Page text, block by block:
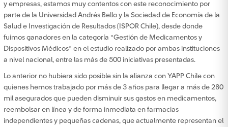
y empresas, estamos muy contentos con este reconocimiento por
parte de la Universidad Andrés Bello y la Sociedad de Economía de la
Salud e Investigación de Resultados (ISPOR Chile), desde donde
fuimos ganadores en la categoría “Gestión de Medicamentos y
Dispositivos Médicos” en el estudio realizado por ambas instituciones
a nivel nacional, entre las más de 500 iniciativas presentadas.
Lo anterior no hubiera sido posible sin la alianza con YAPP Chile con
quienes hemos trabajado por más de 3 años para llegar a más de 280
mil asegurados que pueden disminuir sus gastos en medicamentos,
reembolsar en línea y de forma inmediata en farmacias
independientes y pequeñas cadenas, que actualmente representan el